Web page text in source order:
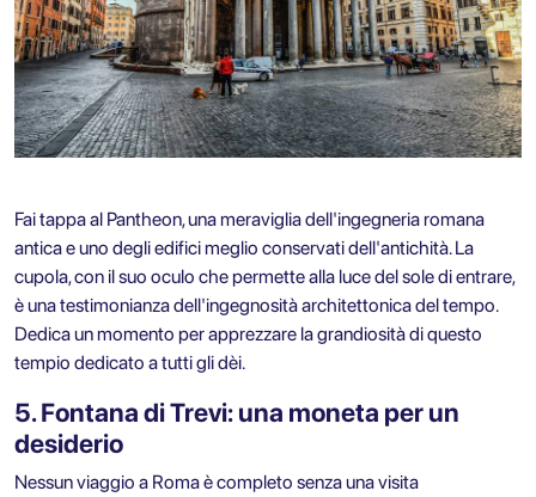
Fai tappa al Pantheon, una meraviglia dell'ingegneria romana
antica e uno degli edifici meglio conservati dell'antichità. La
cupola, con il suo oculo che permette alla luce del sole di entrare,
è una testimonianza dell'ingegnosità architettonica del tempo.
Dedica un momento per apprezzare la grandiosità di questo
tempio dedicato a tutti gli dèi.
5. Fontana di Trevi: una moneta per un
desiderio
Nessun viaggio a Roma è completo senza una visita